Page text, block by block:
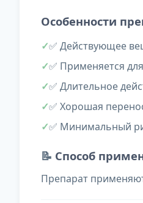
Особенности
✅ Действующее
✅ Применяется
✅ Длительное
✅ Хорошая
✅ Минимальный
📝 Способ
Препарат